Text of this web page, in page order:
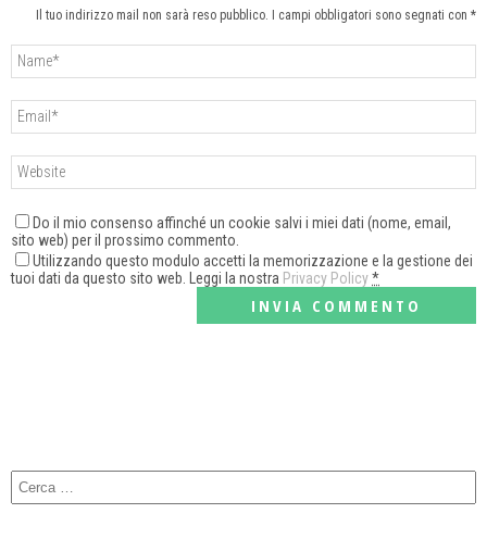
Il tuo indirizzo mail non sarà reso pubblico. I campi obbligatori sono segnati con *
Do il mio consenso affinché un cookie salvi i miei dati (nome, email,
sito web) per il prossimo commento.
Utilizzando questo modulo accetti la memorizzazione e la gestione dei
tuoi dati da questo sito web. Leggi la nostra Privacy Policy*